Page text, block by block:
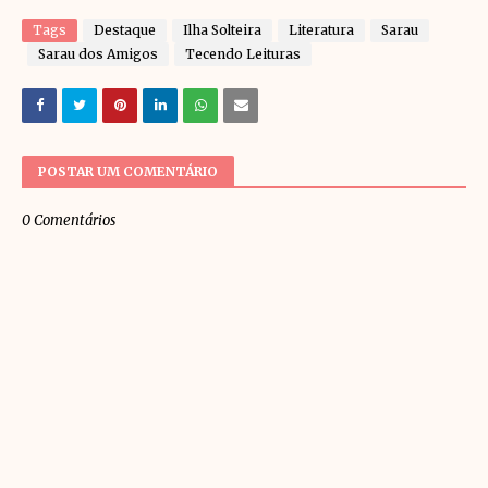
Tags Destaque Ilha Solteira Literatura
Sarau
Sarau dos Amigos
Tecendo Leituras
POSTAR UM COMENTÁRIO
0 Comentários